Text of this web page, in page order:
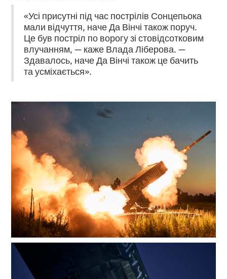
«Усі присутні під час пострілів Сонцепьока
мали відчуття, наче Да Вінчі також поруч.
Це був постріл по ворогу зі стовідсотковим
влучанням, — каже Влада Ліберова. —
Здавалось, наче Да Вінчі також це бачить
та усміхається».